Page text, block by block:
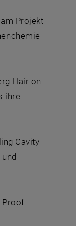
Projekt
Hair on
ihre
Cavity
Proof